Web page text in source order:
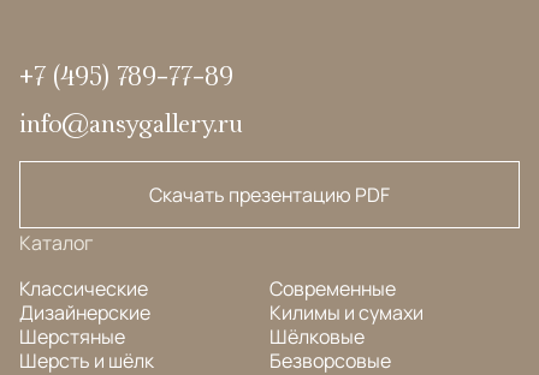
+7 (495) 789-77-89
info@ansygallery.ru
Скачать презентацию PDF
Каталог
Классические
Дизайнерские
Шерстяные
Шерсть и шёлк
Современные
Килимы и сумахи
Шёлковые
Безворсовые